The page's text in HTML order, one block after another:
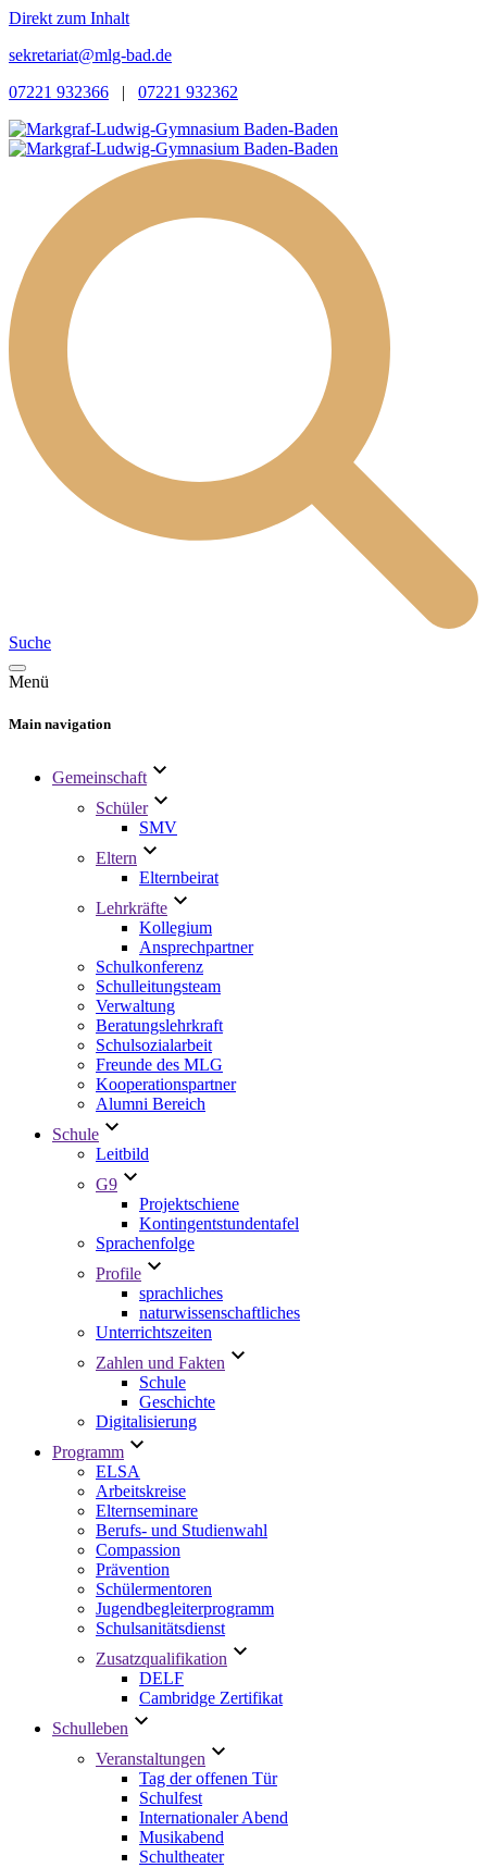
Direkt zum Inhalt
sekretariat@mlg-bad.de
07221 932366 | 07221 932362
Suche
Menü
Main navigation
Gemeinschaft
Schüler
SMV
Eltern
Elternbeirat
Lehrkräfte
Kollegium
Ansprechpartner
Schulkonferenz
Schulleitungsteam
Verwaltung
Beratungslehrkraft
Schulsozialarbeit
Freunde des MLG
Kooperationspartner
Alumni Bereich
Schule
Leitbild
G9
Projektschiene
Kontingentstundentafel
Sprachenfolge
Profile
sprachliches
naturwissenschaftliches
Unterrichtszeiten
Zahlen und Fakten
Schule
Geschichte
Digitalisierung
Programm
ELSA
Arbeitskreise
Elternseminare
Berufs- und Studienwahl
Compassion
Prävention
Schülermentoren
Jugendbegleiterprogramm
Schulsanitätsdienst
Zusatzqualifikation
DELF
Cambridge Zertifikat
Schulleben
Veranstaltungen
Tag der offenen Tür
Schulfest
Internationaler Abend
Musikabend
Schultheater